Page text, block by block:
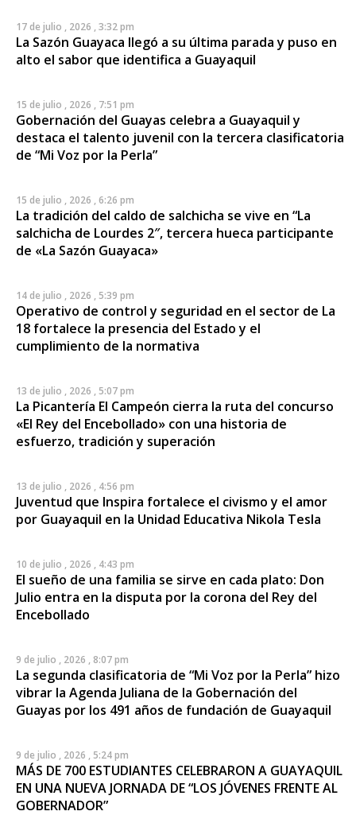
17 de julio , 2026 , 3:32 pm
La Sazón Guayaca llegó a su última parada y puso en
alto el sabor que identifica a Guayaquil
15 de julio , 2026 , 7:51 pm
Gobernación del Guayas celebra a Guayaquil y
destaca el talento juvenil con la tercera clasificatoria
de “Mi Voz por la Perla”
15 de julio , 2026 , 6:26 pm
La tradición del caldo de salchicha se vive en “La
salchicha de Lourdes 2″, tercera hueca participante
de «La Sazón Guayaca»
14 de julio , 2026 , 5:39 pm
Operativo de control y seguridad en el sector de La
18 fortalece la presencia del Estado y el
cumplimiento de la normativa
13 de julio , 2026 , 5:07 pm
La Picantería El Campeón cierra la ruta del concurso
«El Rey del Encebollado» con una historia de
esfuerzo, tradición y superación
13 de julio , 2026 , 4:56 pm
Juventud que Inspira fortalece el civismo y el amor
por Guayaquil en la Unidad Educativa Nikola Tesla
10 de julio , 2026 , 4:43 pm
El sueño de una familia se sirve en cada plato: Don
Julio entra en la disputa por la corona del Rey del
Encebollado
9 de julio , 2026 , 8:07 pm
La segunda clasificatoria de “Mi Voz por la Perla” hizo
vibrar la Agenda Juliana de la Gobernación del
Guayas por los 491 años de fundación de Guayaquil
9 de julio , 2026 , 5:24 pm
MÁS DE 700 ESTUDIANTES CELEBRARON A GUAYAQUIL
EN UNA NUEVA JORNADA DE “LOS JÓVENES FRENTE AL
GOBERNADOR”